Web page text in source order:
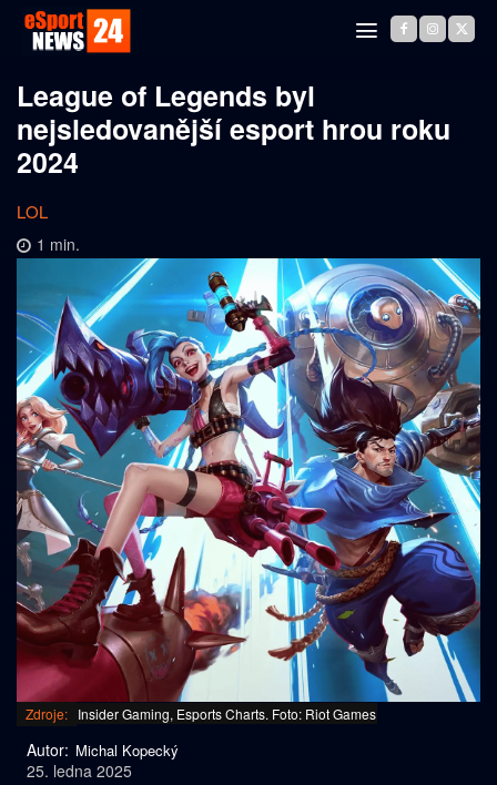
League of Legends byl
nejsledovanější esport hrou roku
2024
LOL
1 min.
Zdroje: Insider Gaming, Esports Charts. Foto: Riot Games
Autor: Michal Kopecký
25. ledna 2025